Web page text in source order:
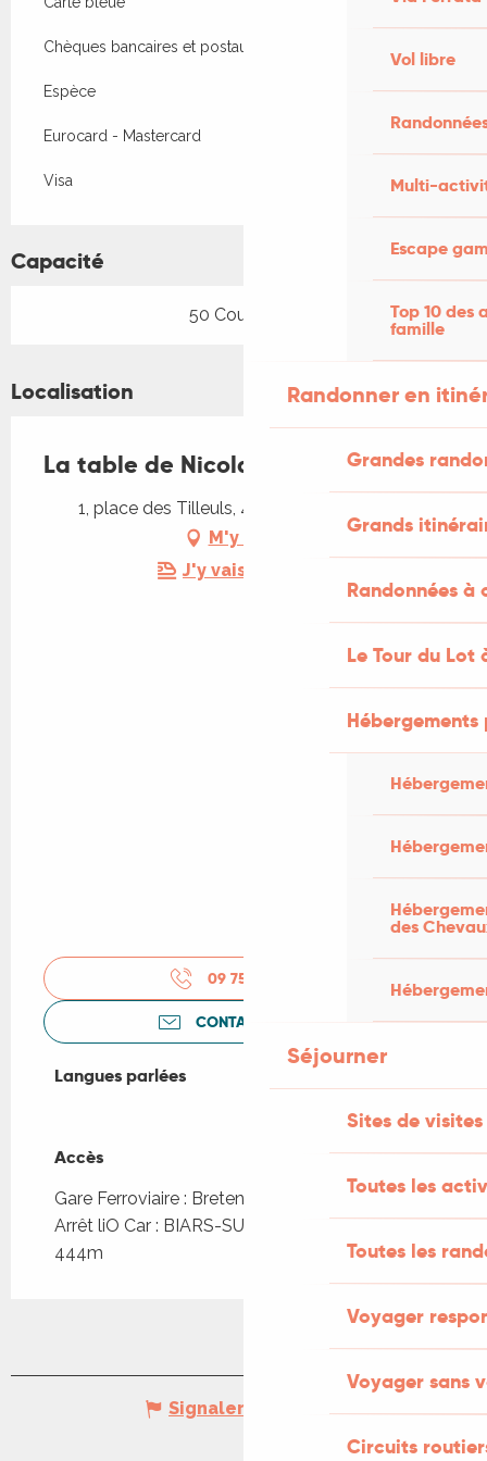
Vol libre
Multi-
Escape
Top 10 des
famille
Randonner en
Grandes
Grands
Randonnées
Le Tour du Lot
des
Séjourner
Sites de visites
Toutes les
Toutes les
Voyager
Voyager sans
Circuits
Chèques bancaires et postaux
Espèce
Eurocard - Mastercard
Visa
Capacité
50 Couvert(s)
Localisation
La table de Nicolas
1, place des Tilleuls, 46130 Biars-sur-Cère
M'y rendre
J'y vais en train !
09 75 69 51
CONTACTEZ-NOUS
Langues parlées
Langues parlées
Accès
Accès
Gare Ferroviaire : Bretenoux-Biars à 466m
Arrêt liO Car : BIARS-SUR-CERE - Gare SNCF à
444m
Signaler une erreur